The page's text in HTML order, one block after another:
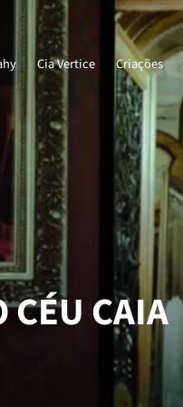
Cia Vertice Criações
CÉU CAIA